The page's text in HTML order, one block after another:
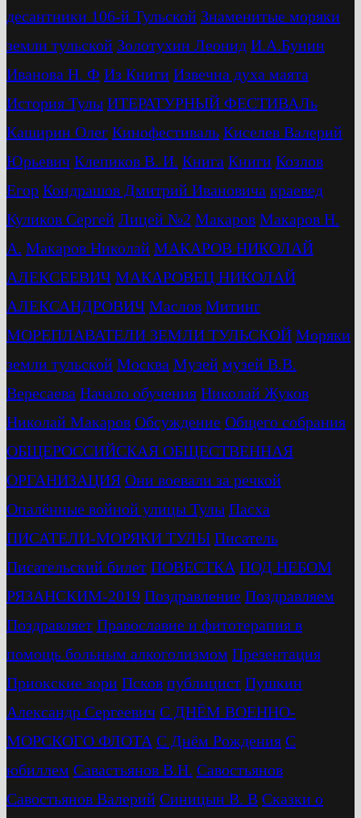
десантники 106-й Тульской Знаменитые моряки
земли тульской Золотухин Леонид И.А.Бунин
Иванова Н. Ф Из Книги Извечна духа маята
История Тулы ИТЕРАТУРНЫЙ ФЕСТИВАЛь
Каширин Олег Кинофестиваль Киселев Валерий
Юрьевич Клепиков В. И. Книга Книги Козлов
Егор Кондрашов Дмитрий Ивановича краевед
Куликов Сергей Лицей №2 Макаров Макаров Н.
А. Макаров Николай МАКАРОВ НИКОЛАЙ
АЛЕКСЕЕВИЧ МАКАРОВЕЦ НИКОЛАЙ
АЛЕКСАНДРОВИЧ Маслов Митинг
МОРЕПЛАВАТЕЛИ ЗЕМЛИ ТУЛЬСКОЙ Моряки
земли тульской Москва Музей музей В.В.
Вересаева Начало обучения Николай Жуков
Николай Макаров Обсуждение Общего собрания
ОБЩЕРОССИЙСКАЯ ОБЩЕСТВЕННАЯ
ОРГАНИЗАЦИЯ Они воевали за речкой
Опалённые войной улицы Тулы Пасха
ПИСАТЕЛИ-МОРЯКИ ТУЛЫ Писатель
Писательский билет ПОВЕСТКА ПОД НЕБОМ
РЯЗАНСКИМ-2019 Поздравление Поздравляем
Поздравляет Православие и фитотерапия в
помощь больным алкоголизмом Презентация
Приокские зори Псков публицист Пушкин
Александр Сергеевич С ДНЁМ ВОЕННО-
МОРСКОГО ФЛОТА С Днём Рождения С
юбиллем Савастьянов В.Н. Савостьянов
Савостьянов Валерий Синицын В. В Сказки о